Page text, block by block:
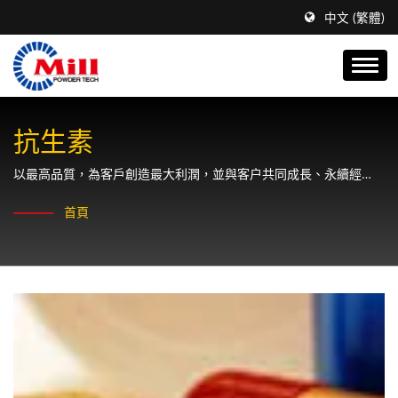
中文 (繁體)
抗生素
以最高品質，為客戶創造最大利潤，並與客户共同成長、永續經
首頁